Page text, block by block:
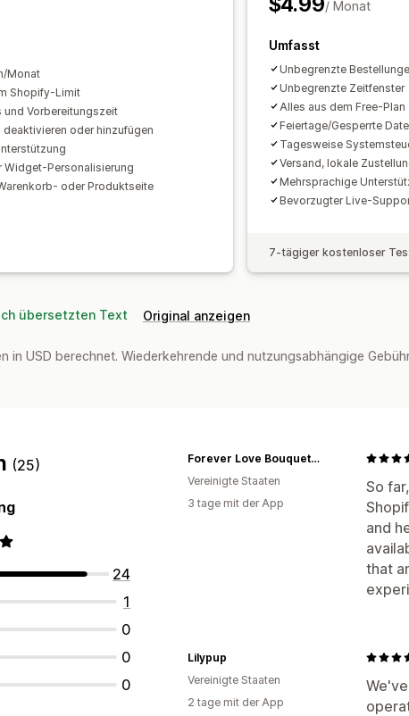
Monat
Shopify-Limit
und Vorbereitungszeit
deaktivieren oder hinzufügen
Widget-Personalisierung
oder Produktseite
/ Monat
Umfasst
Unbegrenzte
Unbegrenzte Zeitfenster
Alles aus dem Free-Plan
Feiertage/Gesperrte
Tagesweise
Versand, lokale
Mehrsprachige
Bevorzugter Live-
7-tägiger kostenloser
übersetzten Text Original anzeigen
in USD berechnet. Wiederkehrende und nutzungsabhängige
(25)
24
1
0
0
0
So
and
that
Forever Love Bouquets Co.
Vereinigte Staaten
3 tage mit der App
Lilypup
Vereinigte Staaten
2 tage mit der App